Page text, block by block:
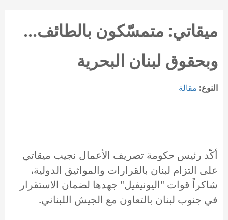
ميقاتي: متمسّكون بالطائف...
وبحقوق لبنان البحرية
النوع: مقالة
أكّد رئيس حكومة تصريف الأعمال نجيب ميقاتي
على التزام لبنان بالقرارات والمواثيق الدولية،
شاكراً قوات "اليونيفيل" جهدها لضمان الاستقرار
في جنوب لبنان بالتعاون مع الجيش اللبناني.